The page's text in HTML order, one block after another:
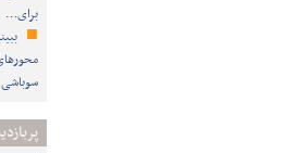
برای…
سوباشی